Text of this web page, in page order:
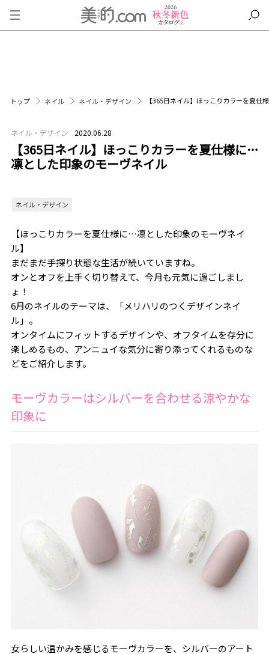
トップ ネイル ネイル・デザイン 【365日ネイル】ほっこりカラーを夏
ネイル・デザイン 2020.06.28
【365日ネイル】ほっこりカラーを夏仕様に…
凛とした印象のモーヴネイル
ネイル・デザイン
【ほっこりカラーを夏仕様に…凛とした印象のモーヴネイ
ル】
まだまだ手探り状態な生活が続いていますね。
オンとオフを上手く切り替えて、今月も元気に過ごしまし
ょ！
6月のネイルのテーマは、「メリハリのつくデザインネイ
ル」。
オンタイムにフィットするデザインや、オフタイムを存分に
楽しめるもの、アンニュイな気分に寄り添ってくれるものな
どをご紹介します。
モーヴカラーはシルバーを合わせる涼やかな
印象に
女らしい温かみを感じるモーヴカラーを、シルバーのアート